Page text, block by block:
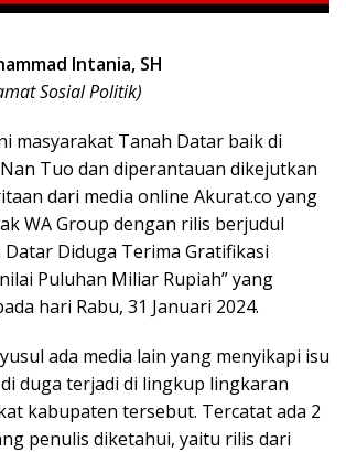
Intania, SH
Sosial Politik)
masyarakat Tanah Datar baik di
Tuo dan diperantauan dikejutkan
dari media online Akurat.co yang
WA Group dengan rilis berjudul
Datar Diduga Terima Gratifikasi
Puluhan Miliar Rupiah” yang
hari Rabu, 31 Januari 2024.
ada media lain yang menyikapi isu
duga terjadi di lingkup lingkaran
kabupaten tersebut. Tercatat ada 2
penulis diketahui, yaitu rilis dari